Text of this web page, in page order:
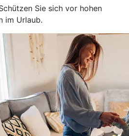
Sie sich vor hohen
im Urlaub.